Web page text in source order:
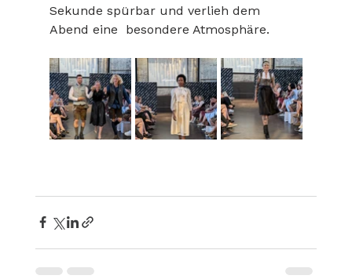
Sekunde spürbar und verlieh dem
Abend eine  besondere Atmosphäre.